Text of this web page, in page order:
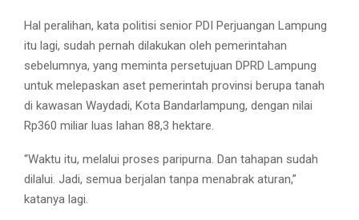
Hal peralihan, kata politisi senior PDI Perjuangan Lampung
itu lagi, sudah pernah dilakukan oleh pemerintahan
sebelumnya, yang meminta persetujuan DPRD Lampung
untuk melepaskan aset pemerintah provinsi berupa tanah
di kawasan Waydadi, Kota Bandarlampung, dengan nilai
Rp360 miliar luas lahan 88,3 hektare.
“Waktu itu, melalui proses paripurna. Dan tahapan sudah
dilalui. Jadi, semua berjalan tanpa menabrak aturan,”
katanya lagi.